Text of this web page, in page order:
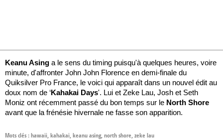
Keanu Asing a le sens du timing puisqu'à quelques heures, voire
minute, d'affronter John John Florence en demi-finale du
Quiksilver Pro France, le voici qui apparaît dans un nouvel édit au
doux nom de ‘Kahakai Days'. Lui et Zeke Lau, Josh et Seth
Moniz ont récemment passé du bon temps sur le North Shore
avant que la frénésie hivernale ne fasse son apparition.
Mots clés :hawaii,kahakai,keanu asing,north shore,zeke lau